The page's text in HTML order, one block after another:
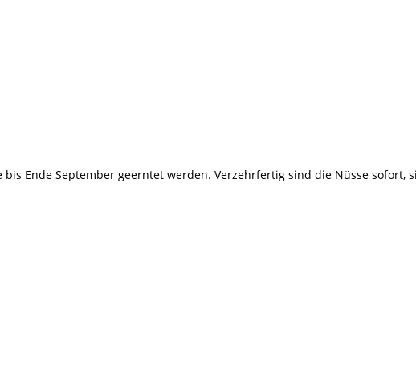
Ende September geerntet werden. Verzehrfertig sind die Nüsse sofort,